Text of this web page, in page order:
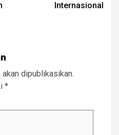
Internasional
dipublikasikan.
*